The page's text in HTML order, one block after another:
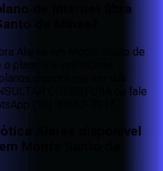
de internet fibra
de Minas?
Alares em Monte Santo de
plano e a velocidade
disponíveis em sua
COBERTURA ou fale
(19) 99662-3914.
Alares disponível
Monte Santo de